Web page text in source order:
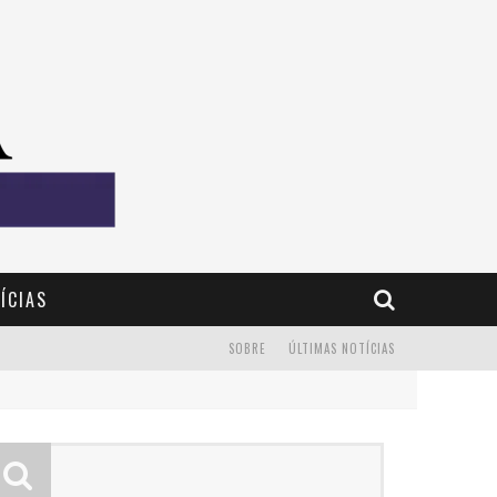
ÚLTIMAS NOTÍCIAS
SOBRE